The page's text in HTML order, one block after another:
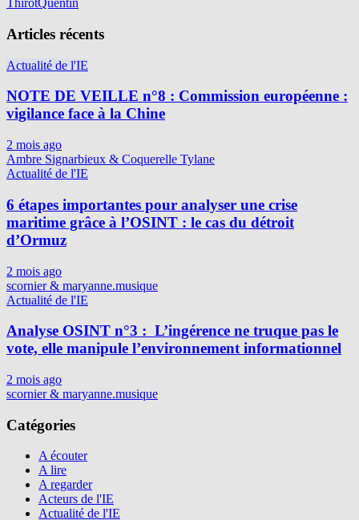
ThirotQuentin
Articles récents
Actualité de l'IE
NOTE DE VEILLE n°8 : Commission européenne :
vigilance face à la Chine
2 mois ago
Ambre Signarbieux & Coquerelle Tylane
Actualité de l'IE
6 étapes importantes pour analyser une crise
maritime grâce à l’OSINT : le cas du détroit
d’Ormuz
2 mois ago
scornier & maryanne.musique
Actualité de l'IE
Analyse OSINT n°3 : L’ingérence ne truque pas le
vote, elle manipule l’environnement informationnel
2 mois ago
scornier & maryanne.musique
Catégories
A écouter
A lire
A regarder
Acteurs de l'IE
Actualité de l'IE